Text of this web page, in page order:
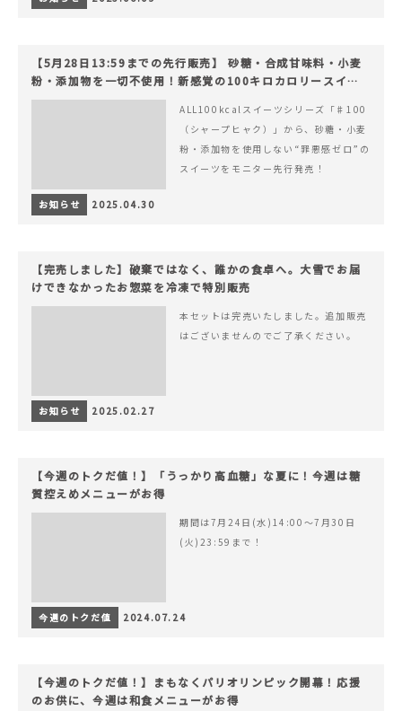
【5月28日13:59までの先行販売】 砂糖・合成甘味料・小麦
粉・添加物を一切不使用！新感覚の100キロカロリースイー
ツでヘルシーライフを。
ALL100kcalスイーツシリーズ「♯100
（シャープヒャク）」から、砂糖・小麦
粉・添加物を使用しない“罪悪感ゼロ”の
スイーツをモニター先行発売！
お知らせ 2025.04.30
【完売しました】破棄ではなく、誰かの食卓へ。大雪でお届
けできなかったお惣菜を冷凍で特別販売
本セットは完売いたしました。追加販売
はございませんのでご了承ください。
お知らせ 2025.02.27
【今週のトクだ値！】「うっかり高血糖」な夏に！今週は糖
質控えめメニューがお得
期間は7月24日(水)14:00〜7月30日
(火)23:59まで！
今週のトクだ値 2024.07.24
【今週のトクだ値！】まもなくパリオリンピック開幕！応援
のお供に、今週は和食メニューがお得